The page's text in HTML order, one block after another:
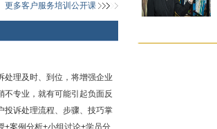
更多客户服务培训公开课
处理及时、到位，将增强企业
专业，就有可能引起负面反
投诉处理流程、步骤、技巧掌
+案例分析+小组讨论+学员分